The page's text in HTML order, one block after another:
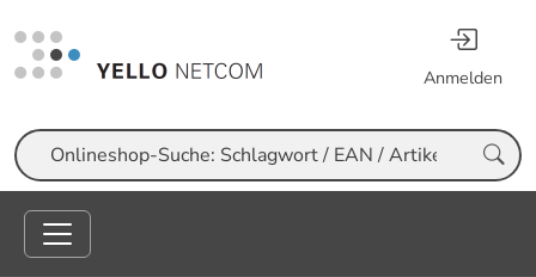
Anmelden
Suche